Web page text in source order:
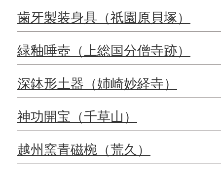
歯牙製装身具（祇園原貝塚）
緑釉唾壺（上総国分僧寺跡）
深鉢形土器（姉崎妙経寺）
神功開宝（千草山）
越州窯青磁椀（荒久）